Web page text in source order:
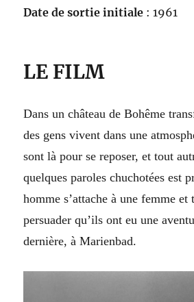
Date de sortie initiale : 1961
LE FILM
Dans un château de Bohême
des gens vivent dans une
sont là pour se reposer, et tout
quelques paroles chuchotées est
homme s’attache à une femme et
persuader qu’ils ont eu une
dernière, à Marienbad.